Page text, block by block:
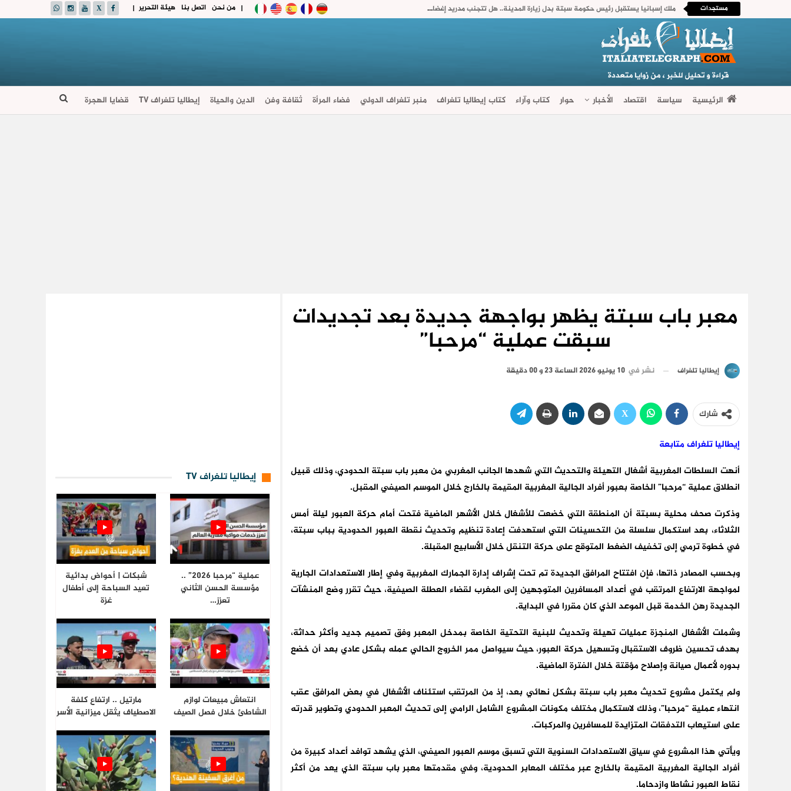
| هيئة التحرير اتصل بنا من نحن | مستجدات ملك إسبانيا يستقبل رئيس حكومة سبتة بدل زيارة المدينة.. هل تتجنب مدريد إغضاب الرباط؟
الرئيسية سياسة اقتصاد الأخبار حوار كتاب وآراء كتاب إيطاليا تلغراف منبر تلغراف الدولي فضاء المرأة ثقافة وفن الدين والحياة إيطاليا تلغراف TV قضايا الهجرة
معبر باب سبتة يظهر بواجهة جديدة بعد تجديدات
سبقت عملية “مرحبا”
إيطاليا تلغراف نشر في 10 يونيو 2026 الساعة 23 و 00 دقيقة
شارك
إيطاليا تلغراف متابعة
أنهت السلطات المغربية أشغال التهيئة والتحديث التي شهدها الجانب المغربي من معبر باب سبتة الحدودي، وذلك قبيل
انطلاق عملية “مرحبا” الخاصة بعبور أفراد الجالية المغربية المقيمة بالخارج خلال الموسم الصيفي المقبل.
وذكرت صحف محلية بسبتة أن المنطقة التي خضعت للأشغال خلال الأشهر الماضية فتحت أمام حركة العبور ليلة أمس
الثلاثاء، بعد استكمال سلسلة من التحسينات التي استهدفت إعادة تنظيم وتحديث نقطة العبور الحدودية بباب سبتة،
في خطوة ترمي إلى تخفيف الضغط المتوقع على حركة التنقل خلال الأسابيع المقبلة.
وبحسب المصادر ذاتها، فإن افتتاح المرافق الجديدة تم تحت إشراف إدارة الجمارك المغربية وفي إطار الاستعدادات الجارية
لمواجهة الارتفاع المرتقب في أعداد المسافرين المتوجهين إلى المغرب لقضاء العطلة الصيفية، حيث تقرر وضع المنشآت
الجديدة رهن الخدمة قبل الموعد الذي كان مقررا في البداية.
وشملت الأشغال المنجزة عمليات تهيئة وتحديث للبنية التحتية الخاصة بمدخل المعبر وفق تصميم جديد وأكثر حداثة،
بهدف تحسين ظروف الاستقبال وتسهيل حركة العبور، حيث سيواصل ممر الخروج الحالي عمله بشكل عادي بعد أن خضع
بدوره لأعمال صيانة وإصلاح مؤقتة خلال الفترة الماضية.
ولم يكتمل مشروع تحديث معبر باب سبتة بشكل نهائي بعد، إذ من المرتقب استئناف الأشغال في بعض المرافق عقب
انتهاء عملية “مرحبا”، وذلك لاستكمال مختلف مكونات المشروع الشامل الرامي إلى تحديث المعبر الحدودي وتطوير قدرته
على استيعاب التدفقات المتزايدة للمسافرين والمركبات.
ويأتي هذا المشروع في سياق الاستعدادات السنوية التي تسبق موسم العبور الصيفي، الذي يشهد توافد أعداد كبيرة من
أفراد الجالية المغربية المقيمة بالخارج عبر مختلف المعابر الحدودية، وفي مقدمتها معبر باب سبتة الذي يعد من أكثر
نقاط العبور نشاطا وازدحاما.
إيطاليا تلغراف TV
عملية “مرحبا 2026” ..
مؤسسة الحسن الثاني
تعزز…
شبكات | أحواض بدائية
تعيد السباحة إلى أطفال
غزة
انتعاش مبيعات لوازم
الشاطئ خلال فصل الصيف
مارتيل .. ارتفاع كلفة
الاصطياف يثقل ميزانية الأسر